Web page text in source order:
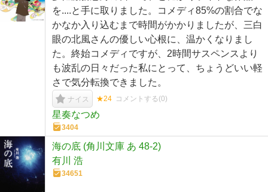
を....と手に取りました。コメディ85%の割合でな
かなか入り込むまで時間がかかりましたが、三白
眼の北風さんの優しい心根に、温かくなりまし
た。終始コメディですが、2時間サスペンスより
も波乱の日々だった私にとって、ちょうどいい軽
さで気分転換できました。
ナイス ★24 コメントする(0)
星奏なつめ
3404
海の底 (角川文庫 あ 48-2)
有川 浩
34651